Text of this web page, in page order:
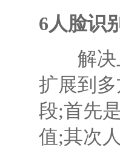
6人脸识
解决
扩展到
段;首先
值;其次